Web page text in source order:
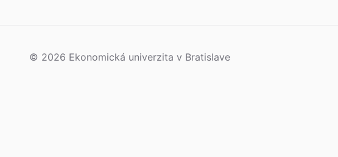
© 2026 Ekonomická univerzita v Bratislave